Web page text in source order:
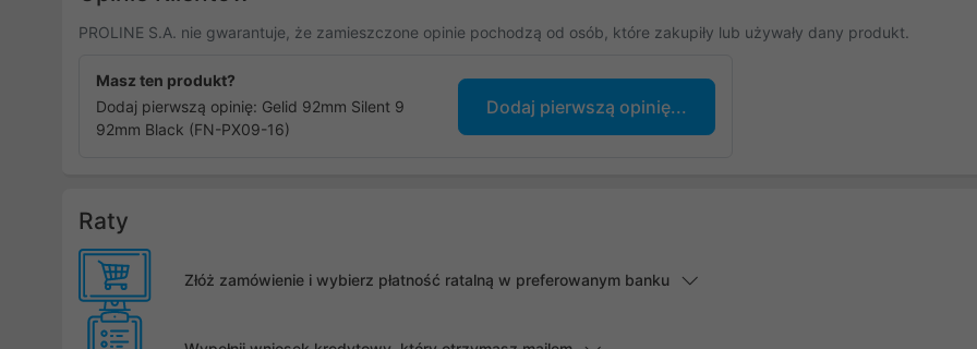
PROLINE S.A. nie gwarantuje, że zamieszczone opinie pochodzą od osób, które zakupiły lub używały dany produkt.
Masz ten produkt?
Dodaj pierwszą opinię: Gelid 92mm Silent 9
92mm Black (FN-PX09-16)
Dodaj pierwszą opinię...
Raty
Złóż zamówienie i wybierz płatność ratalną w preferowanym banku